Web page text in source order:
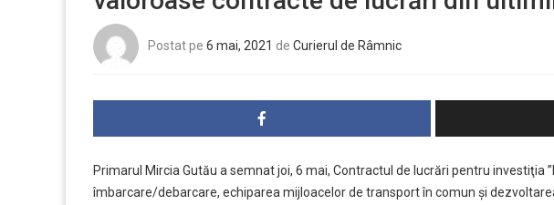
Postat pe 6 mai, 2021 de Curierul de Râmnic
Primarul Mircia Gutău a semnat joi, 6 mai, Contractul de lucrări pentru investiţia
îmbarcare/debarcare, echiparea mijloacelor de transport în comun şi